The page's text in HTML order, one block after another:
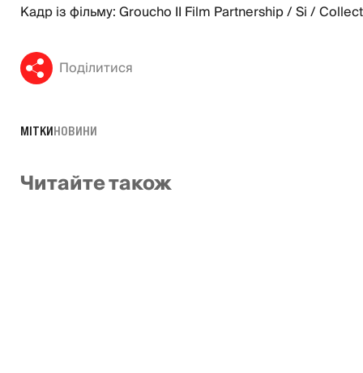
Кадр із фільму: Groucho II Film Partnership / Si /
Поділитися
МІТКИНОВИНИ
Читайте також